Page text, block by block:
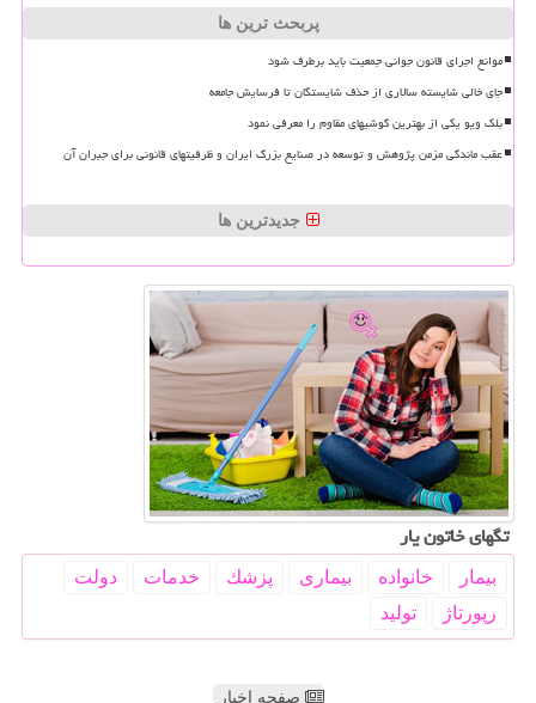
پربحث ترین ها
موانع اجرای قانون جوانی جمعیت باید برطرف شود
جای خالی شایسته سالاری از حذف شایستگان تا فرسایش جامعه
بلک ویو یکی از بهترین گوشیهای مقاوم را معرفی نمود
عقب ماندگی مزمن پژوهش و توسعه در صنایع بزرگ ایران و ظرفیتهای قانونی برای جبران آن
جدیدترین ها
تگهای خاتون یار
بیمار خانواده بیماری پزشك خدمات
دولت
رپورتاژ
تولید
صفحه اخبار